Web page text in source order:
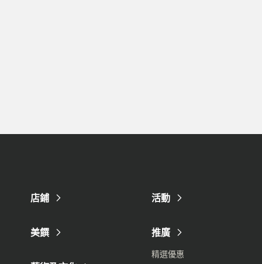
店鋪
美饌
活動
推廣
精選優惠